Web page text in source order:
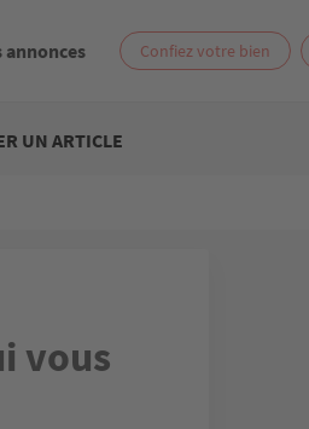
annonces Confiez votre bien
UN ARTICLE
vous